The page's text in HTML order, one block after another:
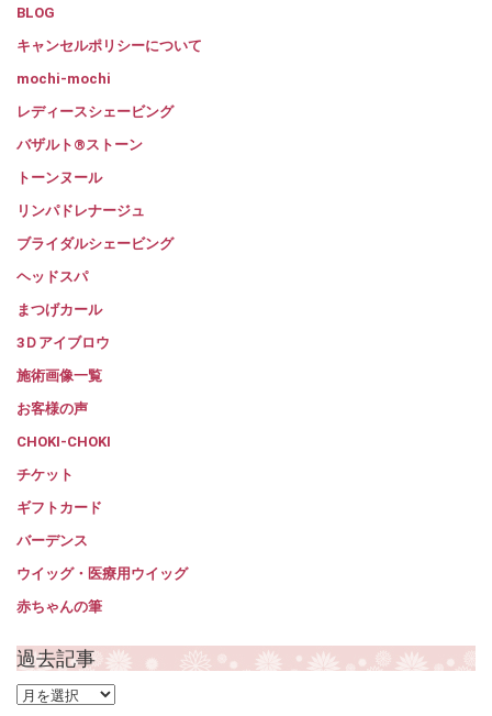
BLOG
キャンセルポリシーについて
mochi-mochi
レディースシェービング
バザルト®ストーン
トーンヌール
リンパドレナージュ
ブライダルシェービング
ヘッドスパ
まつげカール
3Ｄアイブロウ
施術画像一覧
お客様の声
CHOKI-CHOKI
チケット
ギフトカード
バーデンス
ウイッグ・医療用ウイッグ
赤ちゃんの筆
過去記事
過